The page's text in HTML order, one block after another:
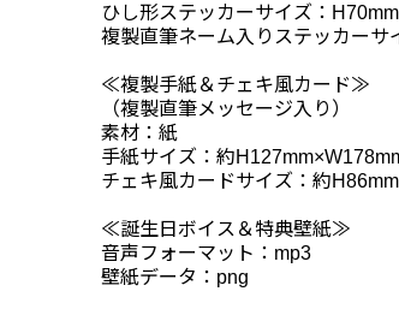
ひし形ステッカーサイズ：
複製直筆ネーム入りステッカーサ
≪複製手紙＆チェキ風カード≫
（複製直筆メッセージ入り）
素材：紙
手紙サイズ：約
チェキ風カードサイズ：約
≪誕生日ボイス＆特典壁紙≫
音声フォーマット：mp3
壁紙データ：png